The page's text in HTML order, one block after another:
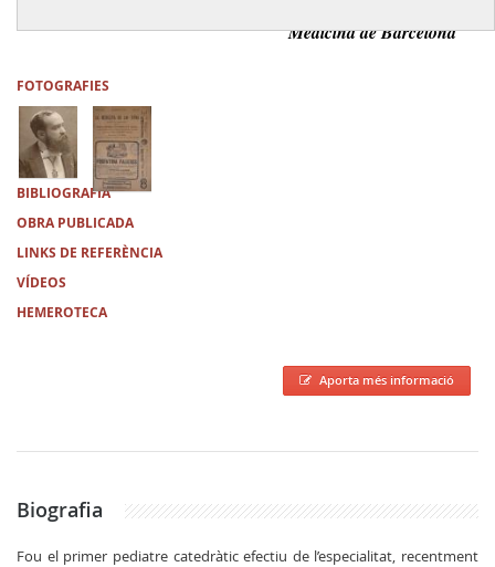
Medicina de Barcelona
FOTOGRAFIES
BIBLIOGRAFIA
OBRA PUBLICADA
LINKS DE REFERÈNCIA
VÍDEOS
HEMEROTECA
Aporta més informació
Biografia
Fou el primer pediatre catedràtic efectiu de l’especialitat, recentment